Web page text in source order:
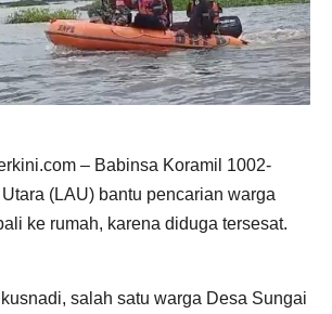
– Babinsa Koramil 1002-
(LAU) bantu pencarian warga
ke rumah, karena diduga tersesat.
salah satu warga Desa Sungai